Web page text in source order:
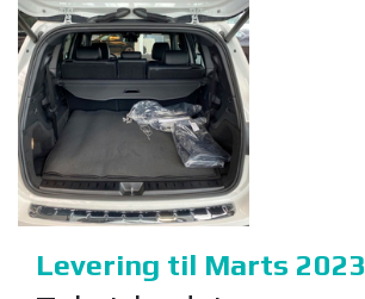
Levering til Marts 2023